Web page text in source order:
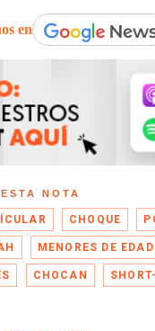
en
NOTA
CHOQUE
MENORES DE EDAD
CHOCAN